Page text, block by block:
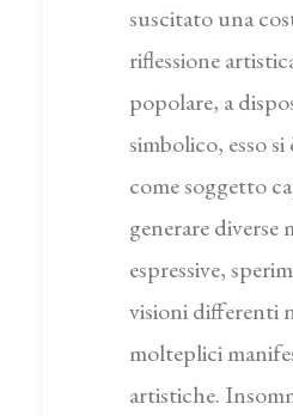
suscitato una
riflessione
popolare, a
simbolico, esso
come soggetto
generare diverse
espressive,
visioni differenti
molteplici
artistiche.